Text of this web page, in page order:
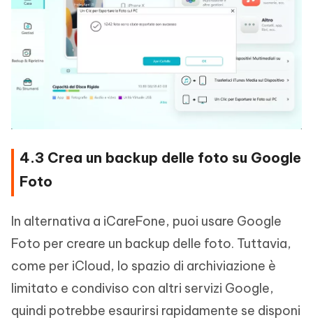
4.3 Crea un backup delle foto su Google
Foto
In alternativa a iCareFone, puoi usare Google
Foto per creare un backup delle foto. Tuttavia,
come per iCloud, lo spazio di archiviazione è
limitato e condiviso con altri servizi Google,
quindi potrebbe esaurirsi rapidamente se disponi